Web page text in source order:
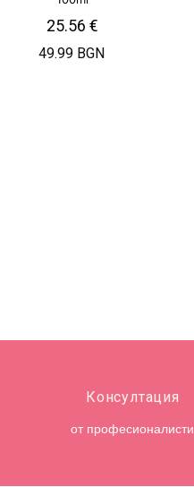
25.56 €
49.99 BGN
Консултация
от професионалисти